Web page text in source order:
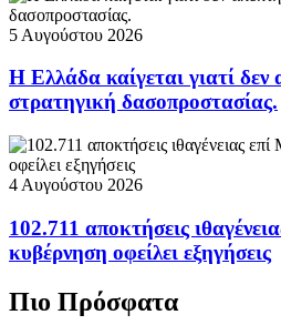
5 Αυγούστου 2026
Η Ελλάδα καίγεται γιατί δεν
στρατηγική δασοπροστασίας.
4 Αυγούστου 2026
102.711 αποκτήσεις
κυβέρνηση οφείλει εξηγήσεις
Πιο Πρόσφατα